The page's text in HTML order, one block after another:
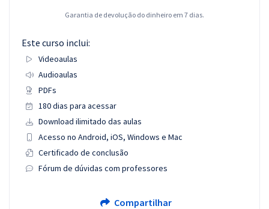
Garantia de devolução do dinheiro em 7 dias.
Este curso inclui:
Videoaulas
Audioaulas
PDFs
180 dias para acessar
Download ilimitado das aulas
Acesso no Android, iOS, Windows e Mac
Certificado de conclusão
Fórum de dúvidas com professores
Compartilhar